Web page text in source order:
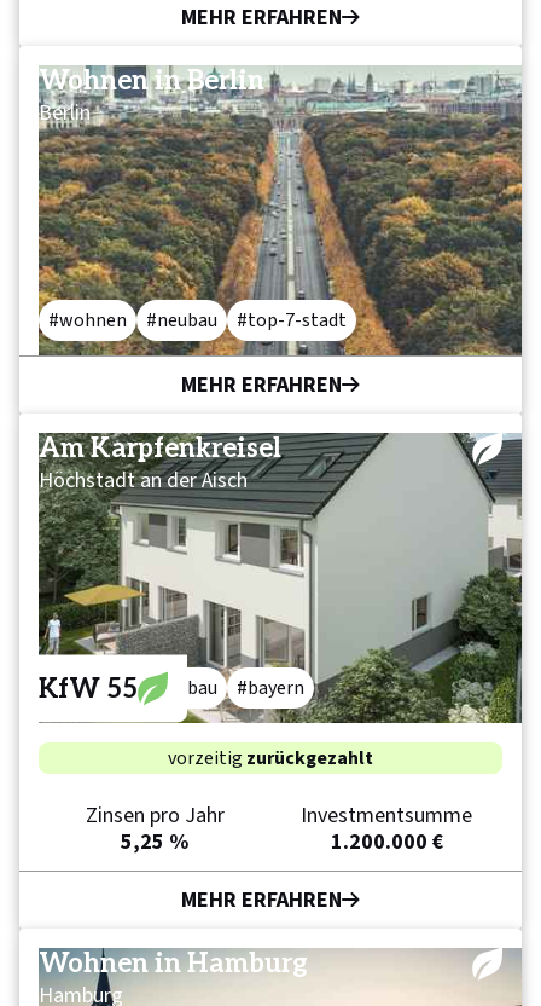
MEHR ERFAHREN
Wohnen in Berlin
Berlin
wohnen neubau top-7-stadt
MEHR ERFAHREN
Am Karpfenkreisel
Höchstadt an der Aisch
wohnen neubau bayern
KfW 55
vorzeitig zurückgezahlt
Zinsen pro Jahr
5,25 %
Investmentsumme
1.200.000 €
MEHR ERFAHREN
Wohnen in Hamburg
Hamburg